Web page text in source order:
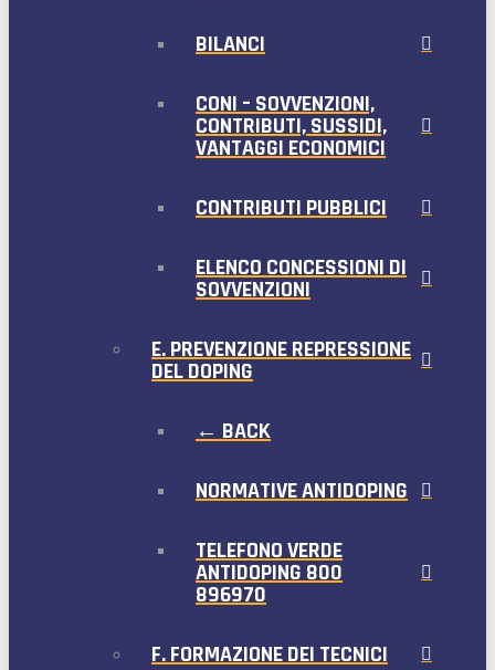
BILANCI
CONI – SOVVENZIONI,
CONTRIBUTI, SUSSIDI,
VANTAGGI ECONOMICI
CONTRIBUTI PUBBLICI
ELENCO CONCESSIONI DI
SOVVENZIONI
E. PREVENZIONE REPRESSIONE
DEL DOPING
← BACK
NORMATIVE ANTIDOPING
TELEFONO VERDE
ANTIDOPING 800
896970
F. FORMAZIONE DEI TECNICI